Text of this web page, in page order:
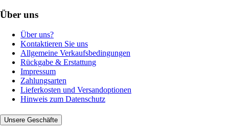
Über uns
Über uns?
Kontaktieren Sie uns
Allgemeine Verkaufsbedingungen
Rückgabe & Erstattung
Impressum
Zahlungsarten
Lieferkosten und Versandoptionen
Hinweis zum Datenschutz
Unsere Geschäfte